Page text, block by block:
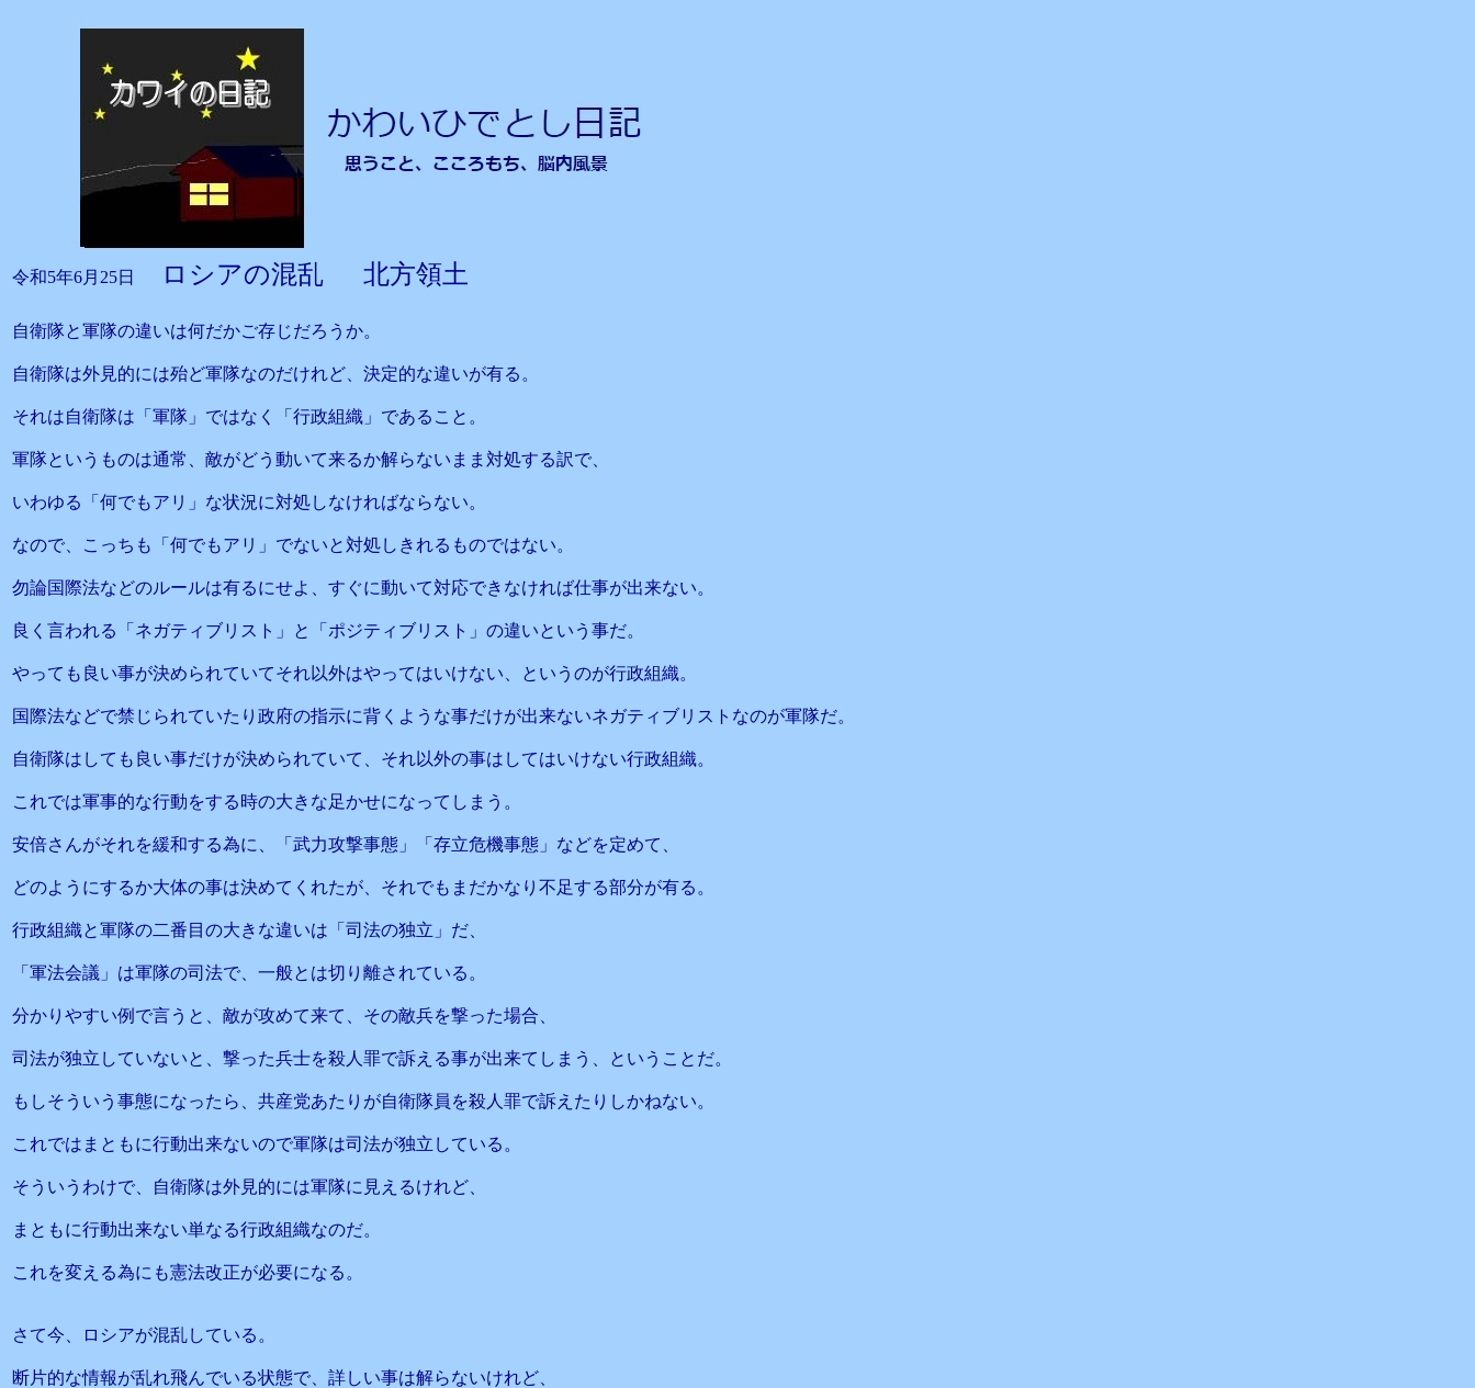
令和5年6月25日 ロシアの混乱 北方領土
自衛隊と軍隊の違いは何だかご存じだろうか。
自衛隊は外見的には殆ど軍隊なのだけれど、決定的な違いが有る。
それは自衛隊は「軍隊」ではなく「行政組織」であること。
軍隊というものは通常、敵がどう動いて来るか解らないまま対処する訳で、
いわゆる「何でもアリ」な状況に対処しなければならない。
なので、こっちも「何でもアリ」でないと対処しきれるものではない。
勿論国際法などのルールは有るにせよ、すぐに動いて対応できなければ仕事が出来ない。
良く言われる「ネガティブリスト」と「ポジティブリスト」の違いという事だ。
やっても良い事が決められていてそれ以外はやってはいけない、というのが行政組織。
国際法などで禁じられていたり政府の指示に背くような事だけが出来ないネガティブリストなのが軍隊だ。
自衛隊はしても良い事だけが決められていて、それ以外の事はしてはいけない行政組織。
これでは軍事的な行動をする時の大きな足かせになってしまう。
安倍さんがそれを緩和する為に、「武力攻撃事態」「存立危機事態」などを定めて、
どのようにするか大体の事は決めてくれたが、それでもまだかなり不足する部分が有る。
行政組織と軍隊の二番目の大きな違いは「司法の独立」だ、
「軍法会議」は軍隊の司法で、一般とは切り離されている。
分かりやすい例で言うと、敵が攻めて来て、その敵兵を撃った場合、
司法が独立していないと、撃った兵士を殺人罪で訴える事が出来てしまう、ということだ。
もしそういう事態になったら、共産党あたりが自衛隊員を殺人罪で訴えたりしかねない。
これではまともに行動出来ないので軍隊は司法が独立している。
そういうわけで、自衛隊は外見的には軍隊に見えるけれど、
まともに行動出来ない単なる行政組織なのだ。
これを変える為にも憲法改正が必要になる。
さて今、ロシアが混乱している。
断片的な情報が乱れ飛んでいる状態で、詳しい事は解らないけれど、